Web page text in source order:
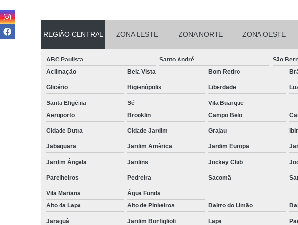
REGIÃO CENTRAL ZONA LESTE ZONA NORTE ZONA OESTE
ABC Paulista Santo André São
Aclimação
Bela Vista Bom Retiro
Glicério Higienópolis Liberdade
Santa Efigênia Sé
Vila Buarque
Aeroporto
Brooklin Campo Belo
Cidade Dutra Cidade Jardim Grajau
Jabaquara Jardim América Jardim Europa
Jardim Ângela Jardins Jockey Club
Parelheiros Pedreira Sacomã
Vila Mariana
Água Funda
Alto da Lapa
Alto de Pinheiros Bairro do Limão
Jaraguá Jardim Bonfiglioli Lapa